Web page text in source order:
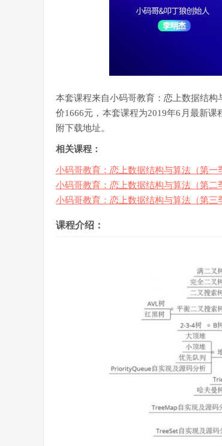
本套课程来自小码哥教育：恋上数据结
价1666元，本套课程为2019年6月最新
附下载地址。
相关课程：
小码哥教育：恋上数据结构与算法（第一
小码哥教育：恋上数据结构与算法（第二
小码哥教育：恋上数据结构与算法（第三
课程介绍：